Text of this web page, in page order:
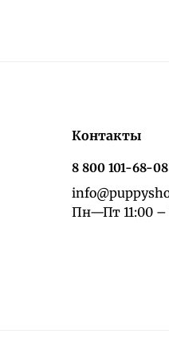
Контакты
8 800 101-68-08
Пн—Пт 11:00 –